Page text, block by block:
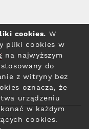
cookies. W
pliki cookies w
na najwyższym
do
z witryny bez
oznacza, że
urządzeniu
w każdym
cookies.